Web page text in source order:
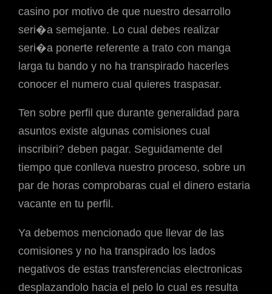
casino por motivo de que nuestro desarrollo
seri�a semejante. Lo cual debes realizar
seri�a ponerte referente a trato con manga
larga tu bando y no ha transpirado hacerles
conocer el numero cual quieres traspasar.
Ten sobre perfil que durante generalidad para
asuntos existe algunas comisiones cual
inscribiri? deben pagar. Seguidamente del
tiempo que conlleva nuestro proceso, sobre un
par de horas comprobaras cual el dinero estaria
vacante en tu perfil.
Ya debemos mencionado que llevar de las
comisiones y no ha transpirado los lados
negativos de estas transferencias electronicas
desplazandolo hacia el pelo lo cual es resulta